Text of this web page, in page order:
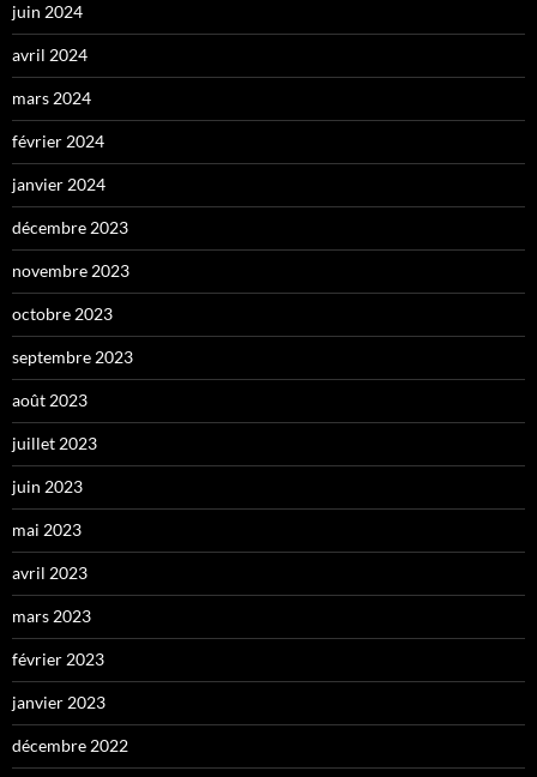
juin 2024
avril 2024
mars 2024
février 2024
janvier 2024
décembre 2023
novembre 2023
octobre 2023
septembre 2023
août 2023
juillet 2023
juin 2023
mai 2023
avril 2023
mars 2023
février 2023
janvier 2023
décembre 2022